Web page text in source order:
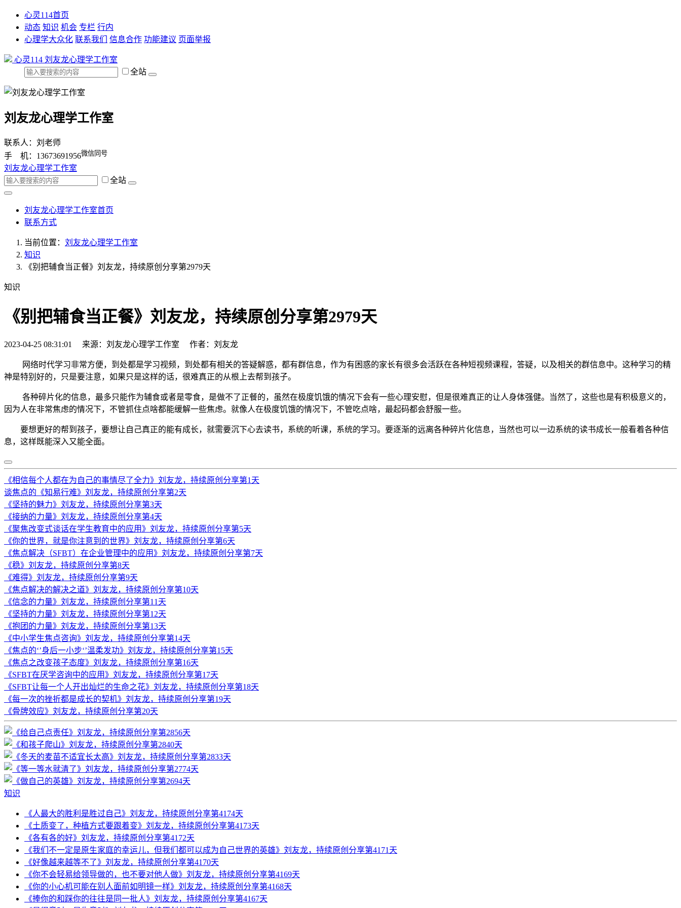
心灵114首页
动态 知识 机会 专栏 行内
心理学大众化 联系我们 信息合作 功能建议 页面举报
心灵114 刘友龙心理学工作室
全站
刘友龙心理学工作室
联系人：刘老师
手 机：13673691956微信同号
刘友龙心理学工作室
全站
刘友龙心理学工作室首页
联系方式
当前位置： 刘友龙心理学工作室
知识
《别把辅食当正餐》刘友龙，持续原创分享第2979天
知识
《别把辅食当正餐》刘友龙，持续原创分享第2979天
2023-04-25 08:31:01 来源：刘友龙心理学工作室 作者：刘友龙
网络时代学习非常方便，到处都是学习视频，到处都有相关的答疑解惑，都有群信息，作为有困惑的家长有很多会活跃在各种短视频课程，答疑，以及相关的群信息中。这种学习的精
神是特别好的，只是要注意，如果只是这样的话，很难真正的从根上去帮到孩子。
各种碎片化的信息，最多只能作为辅食或者是零食，是做不了正餐的，虽然在极度饥饿的情况下会有一些心理安慰，但是很难真正的让人身体强健。当然了，这些也是有积极意义的，
因为人在非常焦虑的情况下，不管抓住点啥都能缓解一些焦虑。就像人在极度饥饿的情况下，不管吃点啥，最起码都会舒服一些。
要想更好的帮到孩子，要想让自己真正的能有成长，就需要沉下心去读书，系统的听课，系统的学习。要逐渐的远离各种碎片化信息，当然也可以一边系统的读书成长一般看着各种信
息，这样既能深入又能全面。
《相信每个人都在为自己的事情尽了全力》刘友龙，持续原创分享第1天
谈焦点的《知易行难》刘友龙，持续原创分享第2天
《坚持的魅力》刘友龙，持续原创分享第3天
《接纳的力量》刘友龙，持续原创分享第4天
《聚焦改变式谈话在学生教育中的应用》刘友龙，持续原创分享第5天
《你的世界，就是你注意到的世界》刘友龙，持续原创分享第6天
《焦点解决（SFBT）在企业管理中的应用》刘友龙，持续原创分享第7天
《稳》刘友龙，持续原创分享第8天
《难得》刘友龙，持续原创分享第9天
《焦点解决的解决之道》刘友龙，持续原创分享第10天
《信念的力量》刘友龙，持续原创分享第11天
《坚持的力量》刘友龙，持续原创分享第12天
《抱团的力量》刘友龙，持续原创分享第13天
《中小学生焦点咨询》刘友龙，持续原创分享第14天
《焦点的‘’身后一小步‘’温柔发功》刘友龙，持续原创分享第15天
《焦点之改变孩子态度》刘友龙，持续原创分享第16天
《SFBT在厌学咨询中的应用》刘友龙，持续原创分享第17天
《SFBT让每一个人开出灿烂的生命之花》刘友龙，持续原创分享第18天
《每一次的挫折都是成长的契机》刘友龙，持续原创分享第19天
《骨牌效应》刘友龙，持续原创分享第20天
知识
《人最大的胜利是胜过自己》刘友龙，持续原创分享第4174天
《土质变了，种植方式要跟着变》刘友龙，持续原创分享第4173天
《各有各的好》刘友龙，持续原创分享第4172天
《我们不一定是原生家庭的幸运儿，但我们都可以成为自己世界的英雄》刘友龙，持续原创分享第4171天
《好像越来越等不了》刘友龙，持续原创分享第4170天
《你不会轻易给领导做的，也不要对他人做》刘友龙，持续原创分享第4169天
《你的小心机可能在别人面前如明镜一样》刘友龙，持续原创分享第4168天
《捧你的和踩你的往往是同一批人》刘友龙，持续原创分享第4167天